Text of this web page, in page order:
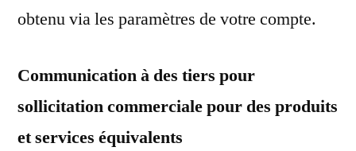
obtenu via les paramètres de votre compte.
Communication à des tiers pour
sollicitation commerciale pour des produits
et services équivalents